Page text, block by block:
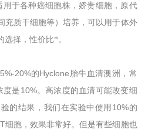
用于各种癌细胞株，娇贵细胞，原代
充质干细胞等）培养，可以用于体外
选择，性价比*。
5%-20%的Hyclone 胎牛血清澳洲，常
度是10%。高浓度的血清可能改变细
的结果，我们在实验中使用 10%的
细胞，效果非常好。但是有些细胞也